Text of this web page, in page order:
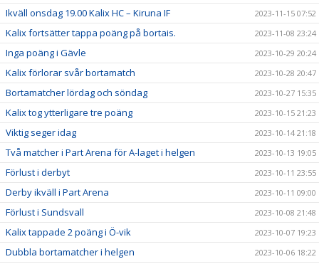
Ikväll onsdag 19.00 Kalix HC – Kiruna IF 2023-11-15 07:52
Kalix fortsätter tappa poäng på bortais. 2023-11-08 23:24
Inga poäng i Gävle 2023-10-29 20:24
Kalix förlorar svår bortamatch 2023-10-28 20:47
Bortamatcher lördag och söndag 2023-10-27 15:35
Kalix tog ytterligare tre poäng 2023-10-15 21:23
Viktig seger idag 2023-10-14 21:18
Två matcher i Part Arena för A-laget i helgen 2023-10-13 19:05
Förlust i derbyt 2023-10-11 23:55
Derby ikväll i Part Arena 2023-10-11 09:00
Förlust i Sundsvall 2023-10-08 21:48
Kalix tappade 2 poäng i Ö-vik 2023-10-07 19:23
Dubbla bortamatcher i helgen 2023-10-06 18:22